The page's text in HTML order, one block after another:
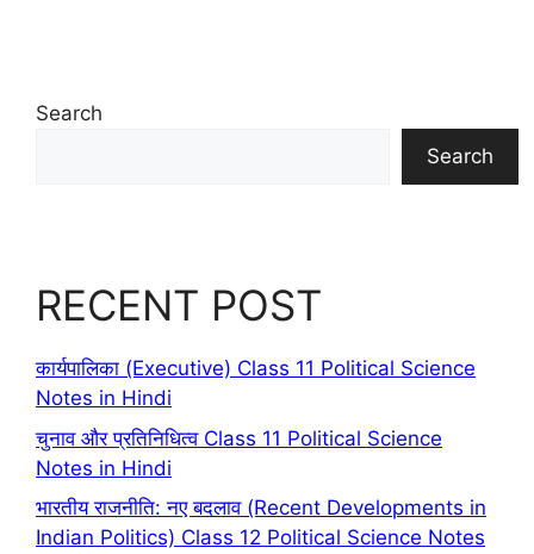
Search
Search
RECENT POST
कार्यपालिका (Executive) Class 11 Political Science
Notes in Hindi
चुनाव और प्रतिनिधित्व Class 11 Political Science
Notes in Hindi
भारतीय राजनीति: नए बदलाव (Recent Developments in
Indian Politics) Class 12 Political Science Notes